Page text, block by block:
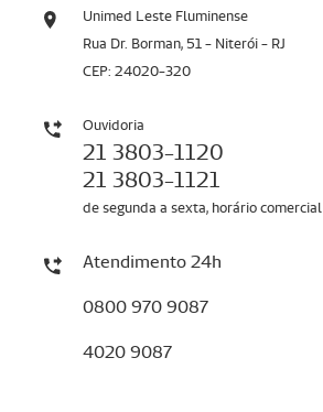
Unimed Leste Fluminense
Rua Dr. Borman, 51 - Niterói - RJ
CEP: 24020-320
Ouvidoria
21 3803-1120
21 3803-1121
de segunda a sexta, horário comercial
Atendimento 24h
0800 970 9087
4020 9087